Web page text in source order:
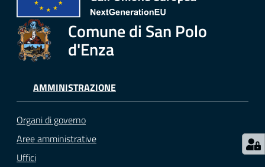
Comune di San Polo
d'Enza
AMMINISTRAZIONE
Organi di governo
Aree amministrative
Uffici